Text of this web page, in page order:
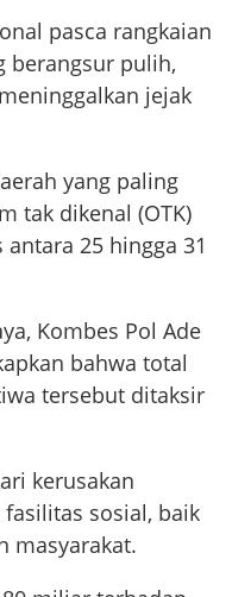
pasca rangkaian
berangsur pulih,
jejak
yang paling
tak dikenal (OTK)
25 hingga 31
Kombes Pol Ade
bahwa total
tersebut ditaksir
kerusakan
sosial, baik
masyarakat.